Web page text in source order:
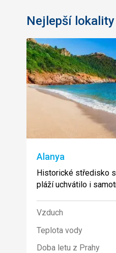
Nejlepší lokality
Alanya
Historické středisko
pláží uchvátilo i
Vzduch
Teplota vody
Doba letu z Prahy